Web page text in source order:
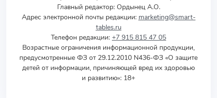
Главный редактор: Ордынец А.О.
Адрес электронной почты редакции: marketing@smart-
tables.ru
Телефон редакции: +7 915 815 47 05
Возрастные ограничения информационной продукции,
предусмотренные ФЗ от 29.12.2010 N436-ФЗ «О защите
детей от информации, причиняющей вред их здоровью
и развитию»: 18+